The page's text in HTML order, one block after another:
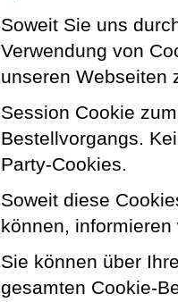
Soweit Sie uns
Verwendung von
unseren Webseiten
Session Cookie
Bestellvorgangs.
Party-Cookies.
Soweit diese
können,
Sie können über
gesamten Cookie-